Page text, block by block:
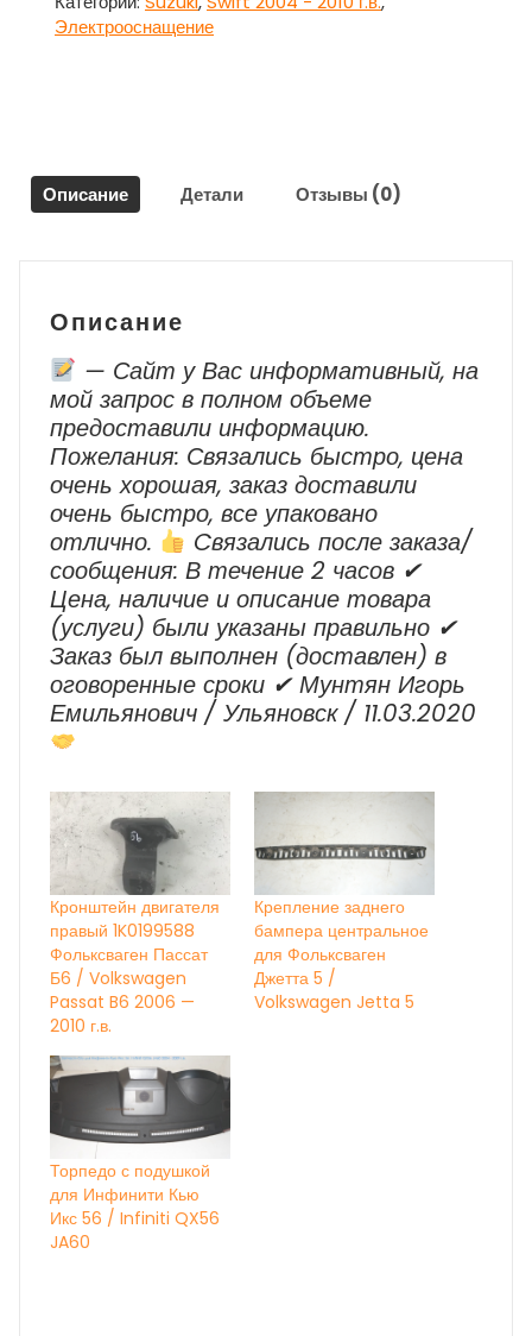
для
2004-
2010
Электрооснащение
Описание Детали Отзывы (0)
Описание
— Сайт у Вас информативный, на
мой запрос в полном объеме
предоставили информацию.
Пожелания: Связались быстро, цена
очень хорошая, заказ доставили
очень быстро, все упаковано
отлично.
Cвязались после заказа/
сообщения: В течение 2 часов ✔
Цена, наличие и описание товара
(услуги) были указаны правильно ✔
Заказ был выполнен (доставлен) в
оговоренные сроки ✔ Мунтян Игорь
Емильянович / Ульяновск / 11.03.2020
Кронштейн двигателя
правый 1K0199588
Фольксваген Пассат
Б6 / Volkswagen
Passat B6 2006 —
2010 г.в.
Крепление заднего
бампера центральное
для Фольксваген
Джетта 5 /
Volkswagen Jetta 5
Торпедо с подушкой
для Инфинити Кью
Икс 56 / Infiniti QX56
JA60